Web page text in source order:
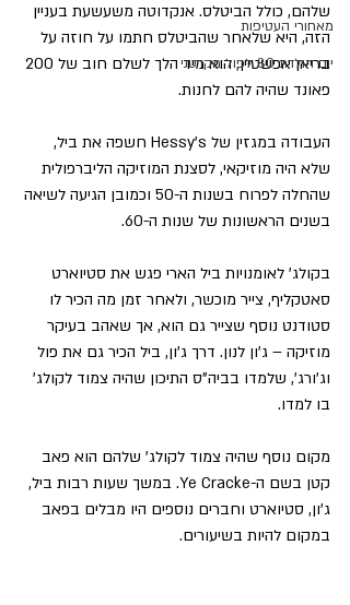
מאחורי העטיפות
יום הולדת 80 לפול מקרטני
שלהם, כולל הביטלס. אנקדוטה משעשעת בעניין
הזה, היא שלאחר שהביטלס חתמו על חוזה על
פאונד שהיה להם לחנות.
העבודה במגזין של Hessy's חשפה את ביל,
שלא היה מוזיקאי, לסצנת המוזיקה הליברפולית
שהחלה לפרוח בשנות ה-50 וכמובן הגיעה לשיאה
בשנים הראשונות של שנות ה-60.
בקולג' לאומנויות ביל הארי פגש את סטיוארט
סאטקליף, צייר מוכשר, ולאחר זמן מה הכיר לו
סטודנט נוסף שצייר גם הוא, אך שאהב בעיקר
מוזיקה – ג'ון לנון. דרך ג'ון, ביל הכיר גם את פול
וג'ורג', שלמדו בביה"ס התיכון שהיה צמוד לקולג'
בו למדו.
מקום נוסף שהיה צמוד לקולג' שלהם הוא פאב
קטן בשם ה-Ye Cracke. במשך שעות רבות ביל,
ג'ון, סטיוארט וחברים נוספים היו מבלים בפאב
במקום להיות בשיעורים.